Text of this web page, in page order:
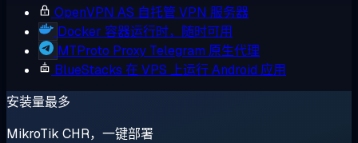
OpenVPN AS 自托管 VPN 服务器
Docker 容器运行时，随时可用
MTProto Proxy Telegram 原生代理
BlueStacks 在 VPS 上运行 Android 应用
安装量最多
MikroTik CHR，一键部署